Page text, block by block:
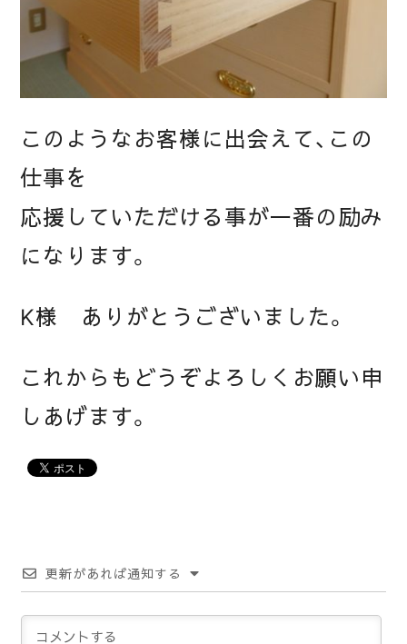
このようなお客様に出会えて、この
仕事を
応援していただける事が一番の励み
になります。
K様 ありがとうございました。
これからもどうぞよろしくお願い申
しあげます。
更新があれば通知する